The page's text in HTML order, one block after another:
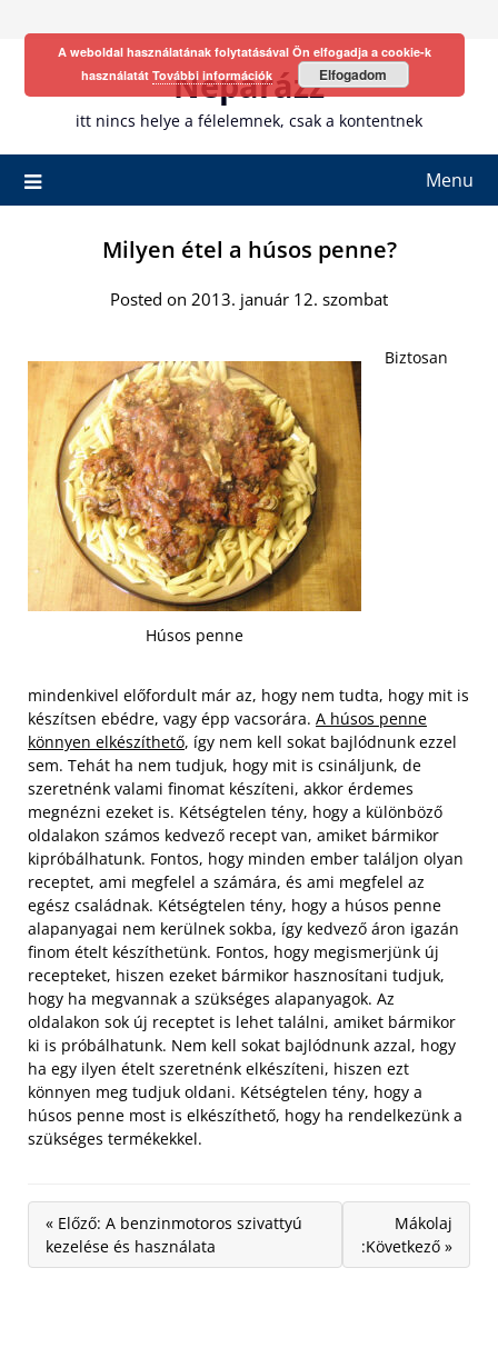
Neparázz
itt nincs helye a félelemnek, csak a kontentnek
Menu
Milyen étel a húsos penne?
Posted on 2013. január 12. szombat
Húsos penne
Biztosan
mindenkivel előfordult már az, hogy nem tudta, hogy mit is
készítsen ebédre, vagy épp vacsorára. A húsos penne
könnyen elkészíthető, így nem kell sokat bajlódnunk ezzel
sem. Tehát ha nem tudjuk, hogy mit is csináljunk, de
szeretnénk valami finomat készíteni, akkor érdemes
megnézni ezeket is. Kétségtelen tény, hogy a különböző
oldalakon számos kedvező recept van, amiket bármikor
kipróbálhatunk. Fontos, hogy minden ember találjon olyan
receptet, ami megfelel a számára, és ami megfelel az
egész családnak. Kétségtelen tény, hogy a húsos penne
alapanyagai nem kerülnek sokba, így kedvező áron igazán
finom ételt készíthetünk. Fontos, hogy megismerjünk új
recepteket, hiszen ezeket bármikor hasznosítani tudjuk,
hogy ha megvannak a szükséges alapanyagok. Az
oldalakon sok új receptet is lehet találni, amiket bármikor
ki is próbálhatunk. Nem kell sokat bajlódnunk azzal, hogy
ha egy ilyen ételt szeretnénk elkészíteni, hiszen ezt
könnyen meg tudjuk oldani. Kétségtelen tény, hogy a
húsos penne most is elkészíthető, hogy ha rendelkezünk a
szükséges termékekkel.
« Előző: A benzinmotoros szivattyú
kezelése és használata
Mákolaj
:Következő »
A weboldal használatának folytatásával Ön elfogadja a cookie-k
használatát További információk Elfogadom